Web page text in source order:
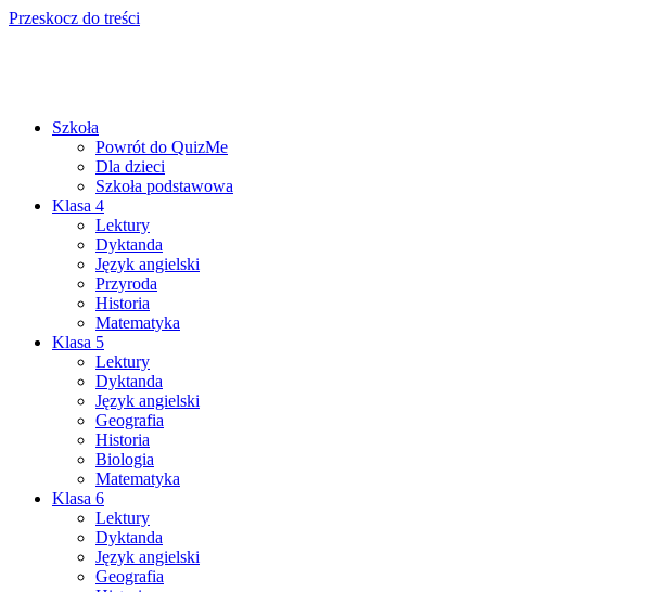
Przeskocz do treści
Szkoła
Powrót do QuizMe
Dla dzieci
Szkoła podstawowa
Klasa 4
Lektury
Dyktanda
Język angielski
Przyroda
Historia
Matematyka
Klasa 5
Lektury
Dyktanda
Język angielski
Geografia
Historia
Biologia
Matematyka
Klasa 6
Lektury
Dyktanda
Język angielski
Geografia